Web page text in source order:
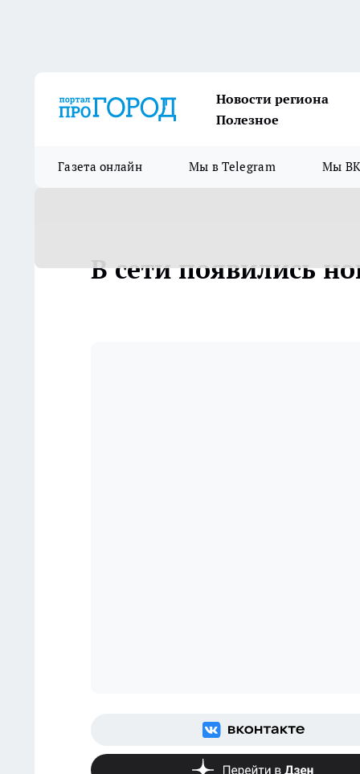
Новости региона
Полезное
Газета онлайн Мы в Telegram Мы
В сети появились